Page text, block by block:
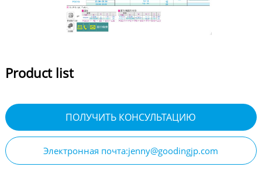
Product list
ПОЛУЧИТЬ КОНСУЛЬТАЦИЮ
Электронная почта:jenny@goodingjp.com